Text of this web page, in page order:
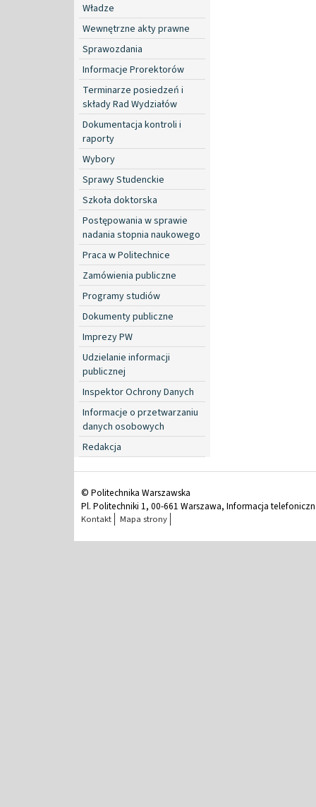
Władze
Wewnętrzne akty prawne
Sprawozdania
Informacje Prorektorów
Terminarze posiedzeń i
składy Rad Wydziałów
Dokumentacja kontroli i
raporty
Wybory
Sprawy Studenckie
Szkoła doktorska
Postępowania w sprawie
nadania stopnia naukowego
Praca w Politechnice
Zamówienia publiczne
Programy studiów
Dokumenty publiczne
Imprezy PW
Udzielanie informacji
publicznej
Inspektor Ochrony Danych
Informacje o przetwarzaniu
danych osobowych
Redakcja
© Politechnika Warszawska
Pl. Politechniki 1, 00-661 Warszawa, Informacja
Kontakt Mapa strony